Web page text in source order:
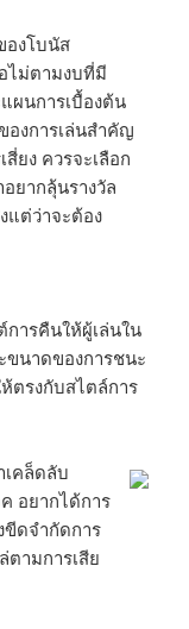
องโบนัส
ไม่ตามงบที่มี
ผนการเบื้องต้น
องการเล่นสำคัญ
ยง ควรจะเลือก
ยากลุ้นรางวัล
แต่ว่าจะต้อง
การคืนให้ผู้เล่นใน
นาดของการชนะ
ตรงกับสไตล์การ
เคล็ดลับ
อยากได้การ
ขีดจำกัดการ
ามการเสีย